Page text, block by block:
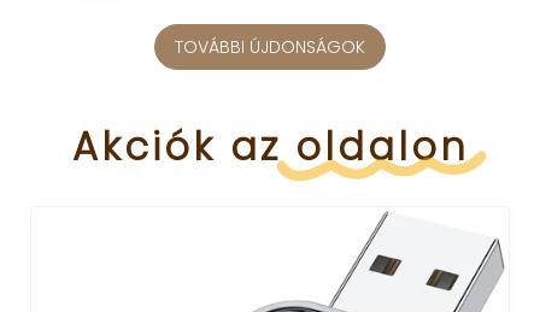
TOVÁBBI ÚJDONSÁGOK
Akciók az oldalon